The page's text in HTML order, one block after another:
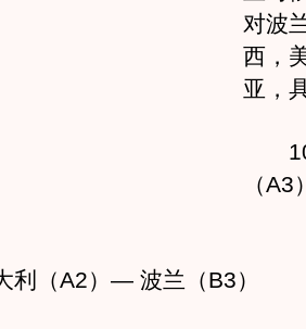
对波
西，
亚，
（
（A2）— 波兰（B3）